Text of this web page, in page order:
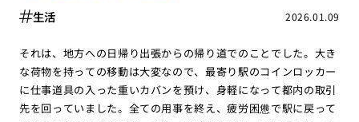
2026.01.09
生活
それは、地方への日帰り出張からの帰り道でのことでした。大き
な荷物を持っての移動は大変なので、最寄り駅のコインロッカー
に仕事道具の入った重いカバンを預け、身軽になって都内の取引
先を回っていました。全ての用事を終え、疲労困憊で駅に戻って